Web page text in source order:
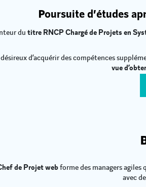
Poursuite d’études
du titre RNCP Chargé de Projets en
d’acquérir des compétences
vue
de Projet webforme des managers
avec